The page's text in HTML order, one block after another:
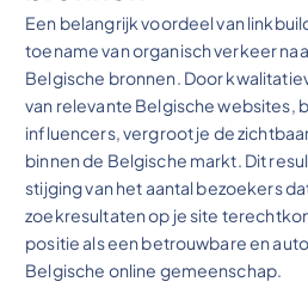
Een belangrijk voordeel van
toename van organisch verkeer
Belgische bronnen. Door
van relevante Belgische websites,
influencers, vergroot je de
binnen de Belgische markt. Dit
stijging van het aantal bezoekers
zoekresultaten op je site
positie als een betrouwbare en
Belgische online gemeenschap.